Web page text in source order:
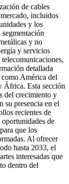
de cables
incluidos
y los
y no
y servicios
detallada
como América del
África. Esta sección
del crecimiento y
su presencia en el
recientes de
de
que los
Al ofrecer
hasta 2033, el
interesadas que
dentro del